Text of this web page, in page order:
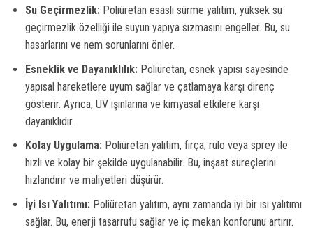
Su Geçirmezlik:Poliüretan esaslı sürme yalıtım, yüksek su
geçirmezlik özelliği ile suyun yapıya sızmasını engeller. Bu, su
hasarlarını ve nem sorunlarını önler.
Esneklik ve Dayanıklılık:Poliüretan, esnek yapısı sayesinde
yapısal hareketlere uyum sağlar ve çatlamaya karşı direnç
gösterir. Ayrıca, UV ışınlarına ve kimyasal etkilere karşı
dayanıklıdır.
Kolay Uygulama:Poliüretan yalıtım, fırça, rulo veya sprey ile
hızlı ve kolay bir şekilde uygulanabilir. Bu, inşaat süreçlerini
hızlandırır ve maliyetleri düşürür.
İyi Isı Yalıtımı:Poliüretan yalıtım, aynı zamanda iyi bir ısı yalıtımı
sağlar. Bu, enerji tasarrufu sağlar ve iç mekan konforunu artırır.